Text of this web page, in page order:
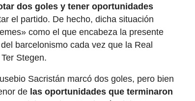
dos goles y tener oportunidades
el partido. De hecho, dicha situación
como el que encabeza la presente
barcelonismo cada vez que la Real
Stegen.
Sacristán marcó dos goles, pero bien
de las oportunidades que terminaron